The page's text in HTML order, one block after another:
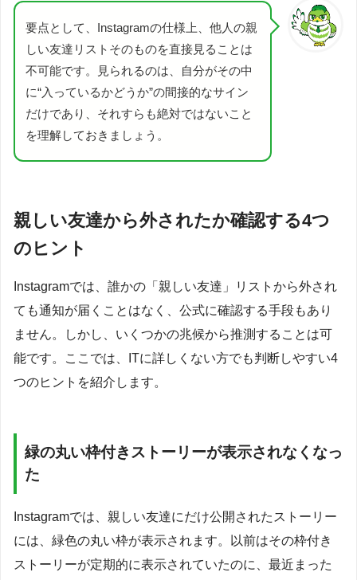
要点として、Instagramの仕様上、他人の親
しい友達リストそのものを直接見ることは
不可能です。見られるのは、自分がその中
に“入っているかどうか”の間接的なサイン
だけであり、それすらも絶対ではないこと
を理解しておきましょう。
親しい友達から外されたか確認する4つ
のヒント
Instagramでは、誰かの「親しい友達」リストから外され
ても通知が届くことはなく、公式に確認する手段もあり
ません。しかし、いくつかの兆候から推測することは可
能です。ここでは、ITに詳しくない方でも判断しやすい4
つのヒントを紹介します。
緑の丸い枠付きストーリーが表示されなくなっ
た
Instagramでは、親しい友達にだけ公開されたストーリー
には、緑色の丸い枠が表示されます。以前はその枠付き
ストーリーが定期的に表示されていたのに、最近まった